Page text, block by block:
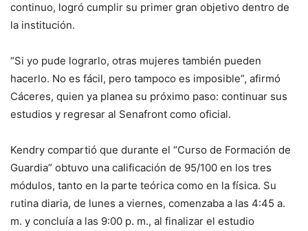
continuo, logró cumplir su primer gran objetivo dentro de
la institución.
“Si yo pude lograrlo, otras mujeres también pueden
hacerlo. No es fácil, pero tampoco es imposible”, afirmó
Cáceres, quien ya planea su próximo paso: continuar sus
estudios y regresar al Senafront como oficial.
Kendry compartió que durante el “Curso de Formación de
Guardia” obtuvo una calificación de 95/100 en los tres
módulos, tanto en la parte teórica como en la física. Su
rutina diaria, de lunes a viernes, comenzaba a las 4:45 a.
m. y concluía a las 9:00 p. m., al finalizar el estudio